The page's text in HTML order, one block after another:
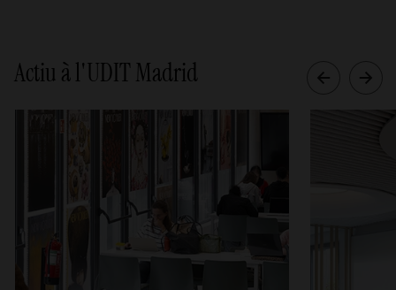
Actiu à l'UDIT Madrid